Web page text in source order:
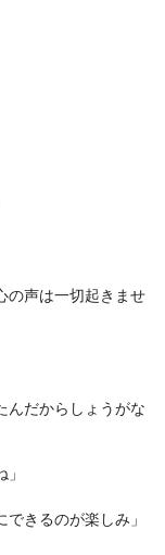
の声は一切起きませ
んだからしょうがな
きるのが楽しみ」